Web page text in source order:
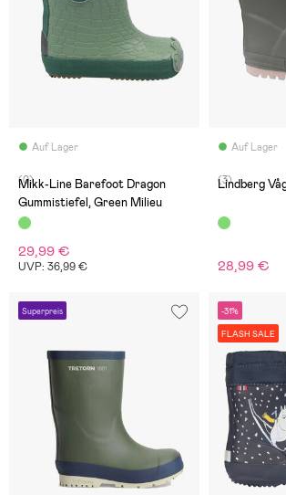
Auf Lager
(0)
Mikk-Line Barefoot Dragon
Gummistiefel, Green Milieu
29,99 €
UVP: 36,99 €
Auf Lager
(3)
Lindberg
28,99 €
Superpreis -31%
FLASH SALE